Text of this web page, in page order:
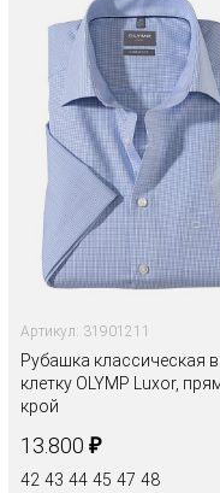
Артикул: 31901211
Рубашка классическая в
клетку OLYMP Luxor,
крой
13.800 ₽
42 43 44 45 47 48